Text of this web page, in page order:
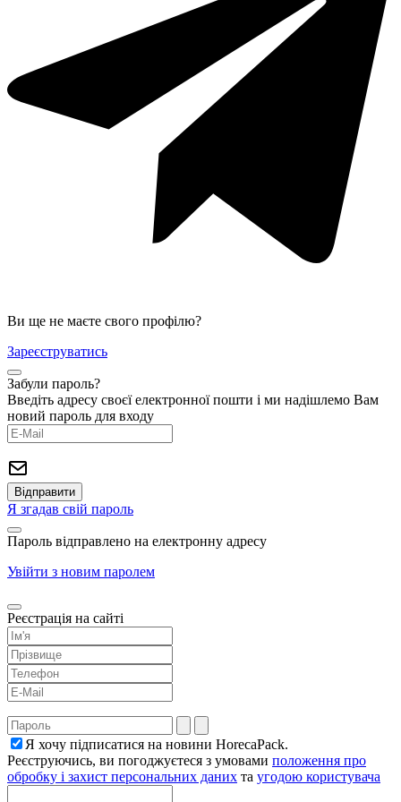
Ви ще не маєте свого профілю?
Зареєструватись
Забули пароль?
Введіть адресу своєї електронної пошти і ми надішлемо Вам
новий пароль для входу
Я згадав свій пароль
Пароль відправлено на електронну адресу
Увійти з новим паролем
Реєстрація на сайті
Я хочу підписатися на новини HorecaPack.
Реєструючись, ви погоджуєтеся з умовами положення про
обробку і захист персональних даних та угодою користувача